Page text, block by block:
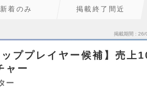
新着のみ 掲載終了間近
掲載期間 26/
ププレイヤー候補】売上
ャー
ー